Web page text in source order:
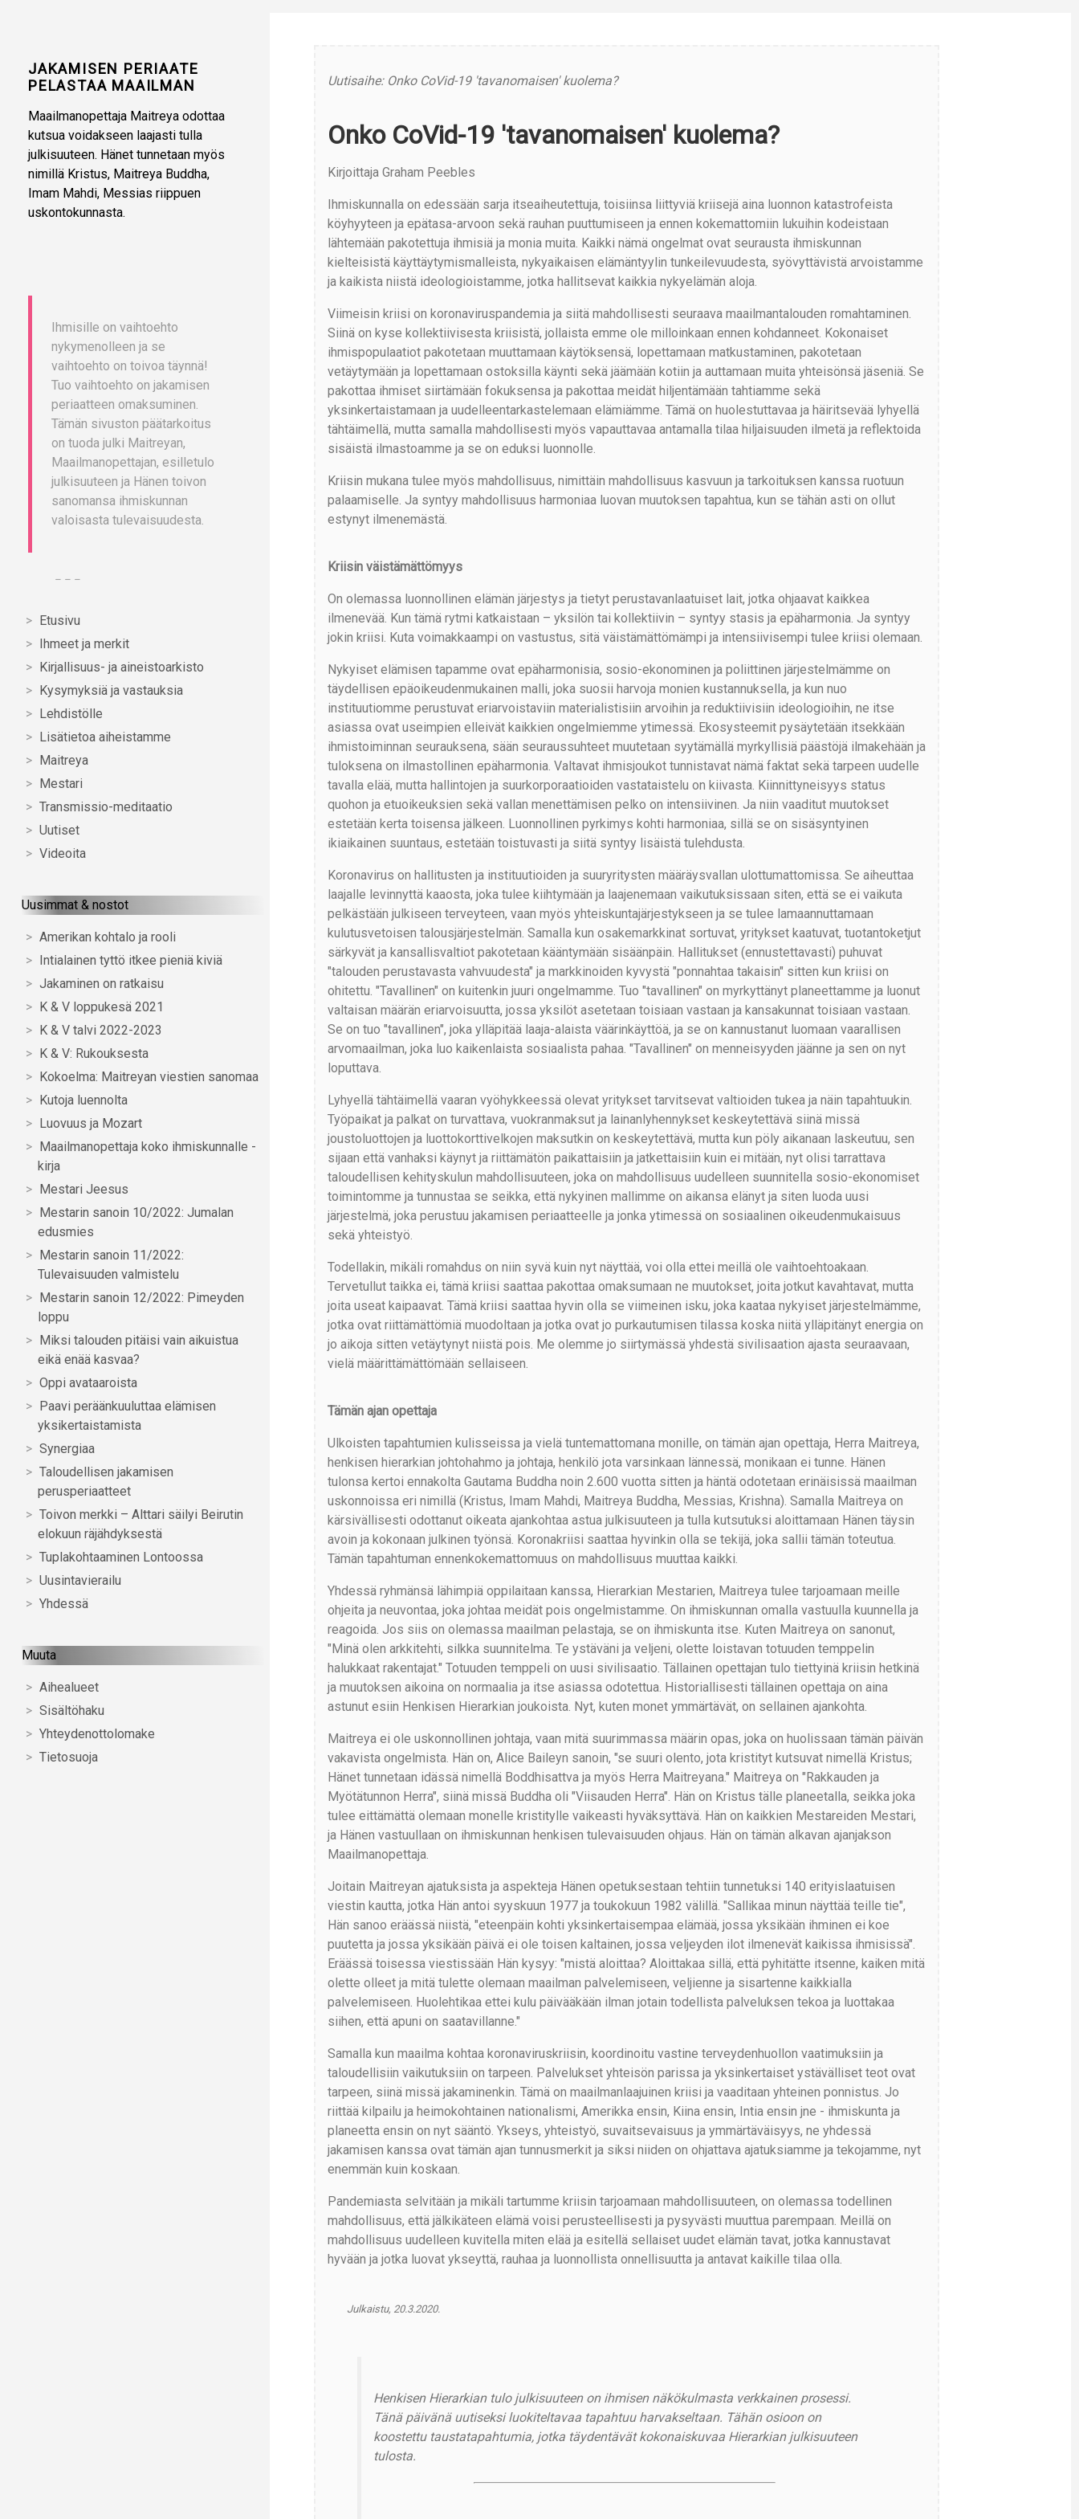
JAKAMISEN PERIAATE
PELASTAA MAAILMAN
Maailmanopettaja Maitreya odottaa
kutsua voidakseen laajasti tulla
julkisuuteen. Hänet tunnetaan myös
nimillä Kristus, Maitreya Buddha,
Imam Mahdi, Messias riippuen
uskontokunnasta.
Etusivu
Ihmeet ja merkit
Kirjallisuus- ja aineistoarkisto
Kysymyksiä ja vastauksia
Lehdistölle
Lisätietoa aiheistamme
Maitreya
Mestari
Transmissio-meditaatio
Uutiset
Videoita
Uusimmat & nostot
Amerikan kohtalo ja rooli
Intialainen tyttö itkee pieniä kiviä
Jakaminen on ratkaisu
K & V loppukesä 2021
K & V talvi 2022-2023
K & V: Rukouksesta
Kokoelma: Maitreyan viestien sanomaa
Kutoja luennolta
Luovuus ja Mozart
Maailmanopettaja koko ihmiskunnalle -
kirja
Mestari Jeesus
Mestarin sanoin 10/2022: Jumalan
edusmies
Mestarin sanoin 11/2022:
Tulevaisuuden valmistelu
Mestarin sanoin 12/2022: Pimeyden
loppu
Miksi talouden pitäisi vain aikuistua
eikä enää kasvaa?
Oppi avataaroista
Paavi peräänkuuluttaa elämisen
yksikertaistamista
Synergiaa
Taloudellisen jakamisen
perusperiaatteet
Toivon merkki – Alttari säilyi Beirutin
elokuun räjähdyksestä
Tuplakohtaaminen Lontoossa
Uusintavierailu
Yhdessä
Muuta
Aihealueet
Sisältöhaku
Yhteydenottolomake
Tietosuoja
Uutisaihe: Onko CoVid-19 'tavanomaisen' kuolema?
Onko CoVid-19 'tavanomaisen' kuolema?
Kirjoittaja Graham Peebles
Ihmiskunnalla on edessään sarja itseaiheutettuja, toisiinsa liittyviä kriisejä aina luonnon katastrofeista
köyhyyteen ja epätasa-arvoon sekä rauhan puuttumiseen ja ennen kokemattomiin lukuihin kodeistaan
lähtemään pakotettuja ihmisiä ja monia muita. Kaikki nämä ongelmat ovat seurausta ihmiskunnan
kielteisistä käyttäytymismalleista, nykyaikaisen elämäntyylin tunkeilevuudesta, syövyttävistä arvoistamme
ja kaikista niistä ideologioistamme, jotka hallitsevat kaikkia nykyelämän aloja.
Viimeisin kriisi on koronaviruspandemia ja siitä mahdollisesti seuraava maailmantalouden romahtaminen.
Siinä on kyse kollektiivisesta kriisistä, jollaista emme ole milloinkaan ennen kohdanneet. Kokonaiset
ihmispopulaatiot pakotetaan muuttamaan käytöksensä, lopettamaan matkustaminen, pakotetaan
vetäytymään ja lopettamaan ostoksilla käynti sekä jäämään kotiin ja auttamaan muita yhteisönsä jäseniä. Se
pakottaa ihmiset siirtämään fokuksensa ja pakottaa meidät hiljentämään tahtiamme sekä
yksinkertaistamaan ja uudelleentarkastelemaan elämiämme. Tämä on huolestuttavaa ja häiritsevää lyhyellä
tähtäimellä, mutta samalla mahdollisesti myös vapauttavaa antamalla tilaa hiljaisuuden ilmetä ja reflektoida
sisäistä ilmastoamme ja se on eduksi luonnolle.
Kriisin mukana tulee myös mahdollisuus, nimittäin mahdollisuus kasvuun ja tarkoituksen kanssa ruotuun
palaamiselle. Ja syntyy mahdollisuus harmoniaa luovan muutoksen tapahtua, kun se tähän asti on ollut
estynyt ilmenemästä.
Kriisin väistämättömyys
On olemassa luonnollinen elämän järjestys ja tietyt perustavanlaatuiset lait, jotka ohjaavat kaikkea
ilmenevää. Kun tämä rytmi katkaistaan – yksilön tai kollektiivin – syntyy stasis ja epäharmonia. Ja syntyy
jokin kriisi. Kuta voimakkaampi on vastustus, sitä väistämättömämpi ja intensiivisempi tulee kriisi olemaan.
Nykyiset elämisen tapamme ovat epäharmonisia, sosio-ekonominen ja poliittinen järjestelmämme on
täydellisen epäoikeudenmukainen malli, joka suosii harvoja monien kustannuksella, ja kun nuo
instituutiomme perustuvat eriarvoistaviin materialistisiin arvoihin ja reduktiivisiin ideologioihin, ne itse
asiassa ovat useimpien elleivät kaikkien ongelmiemme ytimessä. Ekosysteemit pysäytetään itsekkään
ihmistoiminnan seurauksena, sään seuraussuhteet muutetaan syytämällä myrkyllisiä päästöjä ilmakehään ja
tuloksena on ilmastollinen epäharmonia. Valtavat ihmisjoukot tunnistavat nämä faktat sekä tarpeen uudelle
tavalla elää, mutta hallintojen ja suurkorporaatioiden vastataistelu on kiivasta. Kiinnittyneisyys status
quohon ja etuoikeuksien sekä vallan menettämisen pelko on intensiivinen. Ja niin vaaditut muutokset
estetään kerta toisensa jälkeen. Luonnollinen pyrkimys kohti harmoniaa, sillä se on sisäsyntyinen
ikiaikainen suuntaus, estetään toistuvasti ja siitä syntyy lisäistä tulehdusta.
Koronavirus on hallitusten ja instituutioiden ja suuryritysten määräysvallan ulottumattomissa. Se aiheuttaa
laajalle levinnyttä kaaosta, joka tulee kiihtymään ja laajenemaan vaikutuksissaan siten, että se ei vaikuta
pelkästään julkiseen terveyteen, vaan myös yhteiskuntajärjestykseen ja se tulee lamaannuttamaan
kulutusvetoisen talousjärjestelmän. Samalla kun osakemarkkinat sortuvat, yritykset kaatuvat, tuotantoketjut
särkyvät ja kansallisvaltiot pakotetaan kääntymään sisäänpäin. Hallitukset (ennustettavasti) puhuvat
"talouden perustavasta vahvuudesta" ja markkinoiden kyvystä "ponnahtaa takaisin" sitten kun kriisi on
ohitettu. "Tavallinen" on kuitenkin juuri ongelmamme. Tuo "tavallinen" on myrkyttänyt planeettamme ja luonut
valtaisan määrän eriarvoisuutta, jossa yksilöt asetetaan toisiaan vastaan ja kansakunnat toisiaan vastaan.
Se on tuo "tavallinen", joka ylläpitää laaja-alaista väärinkäyttöä, ja se on kannustanut luomaan vaarallisen
arvomaailman, joka luo kaikenlaista sosiaalista pahaa. "Tavallinen" on menneisyyden jäänne ja sen on nyt
loputtava.
Lyhyellä tähtäimellä vaaran vyöhykkeessä olevat yritykset tarvitsevat valtioiden tukea ja näin tapahtuukin.
Työpaikat ja palkat on turvattava, vuokranmaksut ja lainanlyhennykset keskeytettävä siinä missä
joustoluottojen ja luottokorttivelkojen maksutkin on keskeytettävä, mutta kun pöly aikanaan laskeutuu, sen
sijaan että vanhaksi käynyt ja riittämätön paikattaisiin ja jatkettaisiin kuin ei mitään, nyt olisi tarrattava
taloudellisen kehityskulun mahdollisuuteen, joka on mahdollisuus uudelleen suunnitella sosio-ekonomiset
toimintomme ja tunnustaa se seikka, että nykyinen mallimme on aikansa elänyt ja siten luoda uusi
järjestelmä, joka perustuu jakamisen periaatteelle ja jonka ytimessä on sosiaalinen oikeudenmukaisuus
sekä yhteistyö.
Todellakin, mikäli romahdus on niin syvä kuin nyt näyttää, voi olla ettei meillä ole vaihtoehtoakaan.
Tervetullut taikka ei, tämä kriisi saattaa pakottaa omaksumaan ne muutokset, joita jotkut kavahtavat, mutta
joita useat kaipaavat. Tämä kriisi saattaa hyvin olla se viimeinen isku, joka kaataa nykyiset järjestelmämme,
jotka ovat riittämättömiä muodoltaan ja jotka ovat jo purkautumisen tilassa koska niitä ylläpitänyt energia on
jo aikoja sitten vetäytynyt niistä pois. Me olemme jo siirtymässä yhdestä sivilisaation ajasta seuraavaan,
vielä määrittämättömään sellaiseen.
Tämän ajan opettaja
Ulkoisten tapahtumien kulisseissa ja vielä tuntemattomana monille, on tämän ajan opettaja, Herra Maitreya,
henkisen hierarkian johtohahmo ja johtaja, henkilö jota varsinkaan lännessä, monikaan ei tunne. Hänen
tulonsa kertoi ennakolta Gautama Buddha noin 2.600 vuotta sitten ja häntä odotetaan erinäisissä maailman
uskonnoissa eri nimillä (Kristus, Imam Mahdi, Maitreya Buddha, Messias, Krishna). Samalla Maitreya on
kärsivällisesti odottanut oikeata ajankohtaa astua julkisuuteen ja tulla kutsutuksi aloittamaan Hänen täysin
avoin ja kokonaan julkinen työnsä. Koronakriisi saattaa hyvinkin olla se tekijä, joka sallii tämän toteutua.
Tämän tapahtuman ennenkokemattomuus on mahdollisuus muuttaa kaikki.
Yhdessä ryhmänsä lähimpiä oppilaitaan kanssa, Hierarkian Mestarien, Maitreya tulee tarjoamaan meille
ohjeita ja neuvontaa, joka johtaa meidät pois ongelmistamme. On ihmiskunnan omalla vastuulla kuunnella ja
reagoida. Jos siis on olemassa maailman pelastaja, se on ihmiskunta itse. Kuten Maitreya on sanonut,
"Minä olen arkkitehti, silkka suunnitelma. Te ystäväni ja veljeni, olette loistavan totuuden temppelin
halukkaat rakentajat." Totuuden temppeli on uusi sivilisaatio. Tällainen opettajan tulo tiettyinä kriisin hetkinä
ja muutoksen aikoina on normaalia ja itse asiassa odotettua. Historiallisesti tällainen opettaja on aina
astunut esiin Henkisen Hierarkian joukoista. Nyt, kuten monet ymmärtävät, on sellainen ajankohta.
Maitreya ei ole uskonnollinen johtaja, vaan mitä suurimmassa määrin opas, joka on huolissaan tämän päivän
vakavista ongelmista. Hän on, Alice Baileyn sanoin, "se suuri olento, jota kristityt kutsuvat nimellä Kristus;
Hänet tunnetaan idässä nimellä Boddhisattva ja myös Herra Maitreyana." Maitreya on "Rakkauden ja
Myötätunnon Herra", siinä missä Buddha oli "Viisauden Herra". Hän on Kristus tälle planeetalla, seikka joka
tulee eittämättä olemaan monelle kristitylle vaikeasti hyväksyttävä. Hän on kaikkien Mestareiden Mestari,
ja Hänen vastuullaan on ihmiskunnan henkisen tulevaisuuden ohjaus. Hän on tämän alkavan ajanjakson
Maailmanopettaja.
Joitain Maitreyan ajatuksista ja aspekteja Hänen opetuksestaan tehtiin tunnetuksi 140 erityislaatuisen
viestin kautta, jotka Hän antoi syyskuun 1977 ja toukokuun 1982 välillä. "Sallikaa minun näyttää teille tie",
Hän sanoo eräässä niistä, "eteenpäin kohti yksinkertaisempaa elämää, jossa yksikään ihminen ei koe
puutetta ja jossa yksikään päivä ei ole toisen kaltainen, jossa veljeyden ilot ilmenevät kaikissa ihmisissä".
Eräässä toisessa viestissään Hän kysyy: "mistä aloittaa? Aloittakaa sillä, että pyhitätte itsenne, kaiken mitä
olette olleet ja mitä tulette olemaan maailman palvelemiseen, veljienne ja sisartenne kaikkialla
palvelemiseen. Huolehtikaa ettei kulu päivääkään ilman jotain todellista palveluksen tekoa ja luottakaa
siihen, että apuni on saatavillanne."
Samalla kun maailma kohtaa koronaviruskriisin, koordinoitu vastine terveydenhuollon vaatimuksiin ja
taloudellisiin vaikutuksiin on tarpeen. Palvelukset yhteisön parissa ja yksinkertaiset ystävälliset teot ovat
tarpeen, siinä missä jakaminenkin. Tämä on maailmanlaajuinen kriisi ja vaaditaan yhteinen ponnistus. Jo
riittää kilpailu ja heimokohtainen nationalismi, Amerikka ensin, Kiina ensin, Intia ensin jne - ihmiskunta ja
planeetta ensin on nyt sääntö. Ykseys, yhteistyö, suvaitsevaisuus ja ymmärtäväisyys, ne yhdessä
jakamisen kanssa ovat tämän ajan tunnusmerkit ja siksi niiden on ohjattava ajatuksiamme ja tekojamme, nyt
enemmän kuin koskaan.
Pandemiasta selvitään ja mikäli tartumme kriisin tarjoamaan mahdollisuuteen, on olemassa todellinen
mahdollisuus, että jälkikäteen elämä voisi perusteellisesti ja pysyvästi muuttua parempaan. Meillä on
mahdollisuus uudelleen kuvitella miten elää ja esitellä sellaiset uudet elämän tavat, jotka kannustavat
hyvään ja jotka luovat ykseyttä, rauhaa ja luonnollista onnellisuutta ja antavat kaikille tilaa olla.
Julkaistu, 20.3.2020.
Henkisen Hierarkian tulo julkisuuteen on ihmisen näkökulmasta verkkainen prosessi.
Tänä päivänä uutiseksi luokiteltavaa tapahtuu harvakseltaan. Tähän osioon on
koostettu taustatapahtumia, jotka täydentävät kokonaiskuvaa Hierarkian julkisuuteen
tulosta.
Ihmisille on vaihtoehto
nykymenolleen ja se
vaihtoehto on toivoa täynnä!
Tuo vaihtoehto on jakamisen
periaatteen omaksuminen.
Tämän sivuston päätarkoitus
on tuoda julki Maitreyan,
Maailmanopettajan, esilletulo
julkisuuteen ja Hänen toivon
sanomansa ihmiskunnan
valoisasta tulevaisuudesta.
– – –